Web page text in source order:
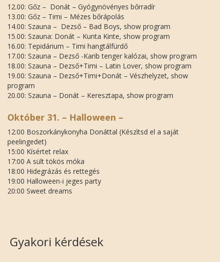
12.00: Gőz – Donát – Gyógynövényes bőrradír
13.00: Gőz – Timi – Mézes bőrápolás
14.00: Szauna – Dezső – Bad Boys, show program
15.00: Szauna: Donát – Kunta Kinte, show program
16.00: Tepidárium – Timi hangtálfürdő
17.00: Szauna – Dezső -Karib tenger kalózai, show program
18.00: Szauna – Dezső+Timi – Latin Lover, show program
19.00: Szauna – Dezső+Timi+Donát – Vészhelyzet, show
program
20.00: Szauna – Donát – Keresztapa, show program
Október 31. – Halloween –
12:00 Boszorkánykonyha Donáttal (Készìtsd el a saját
peelingedet)
15:00 Kísértet relax
17:00 A sült tökös móka
18:00 Hidegrázás és rettegés
19:00 Halloween-i jeges party
20:00 Sweet dreams
Gyakori kérdések